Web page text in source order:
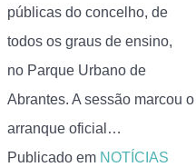
públicas do concelho, de
todos os graus de ensino,
no Parque Urbano de
Abrantes. A sessão marcou o
arranque oficial…
Publicado em NOTÍCIAS